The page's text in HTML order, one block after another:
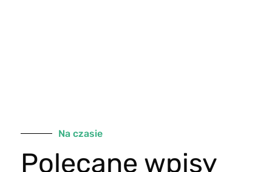
Na czasie
Polecane wpisy